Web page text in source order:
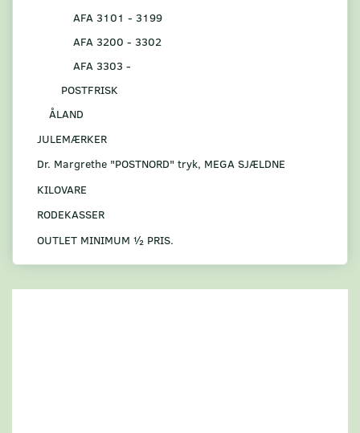
AFA 3101 - 3199
AFA 3200 - 3302
AFA 3303 -
POSTFRISK
ÅLAND
JULEMÆRKER
Dr. Margrethe "POSTNORD" tryk, MEGA SJÆLDNE
KILOVARE
RODEKASSER
OUTLET MINIMUM ½ PRIS.